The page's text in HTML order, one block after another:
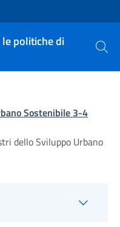
politiche di
Cerca
Sostenibile 3-4
dello Sviluppo Urbano